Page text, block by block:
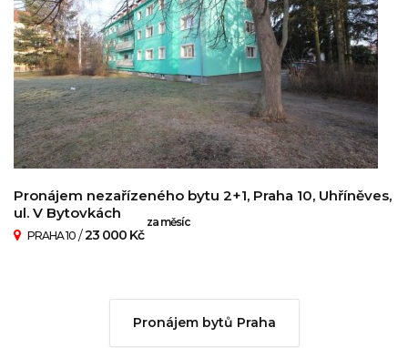
Pronájem nezařízeného bytu 2+1, Praha 10, Uhříněves,
ul. V Bytovkách
PRAHA 10 /23 000 Kč
za měsíc
Pronájem bytů Praha